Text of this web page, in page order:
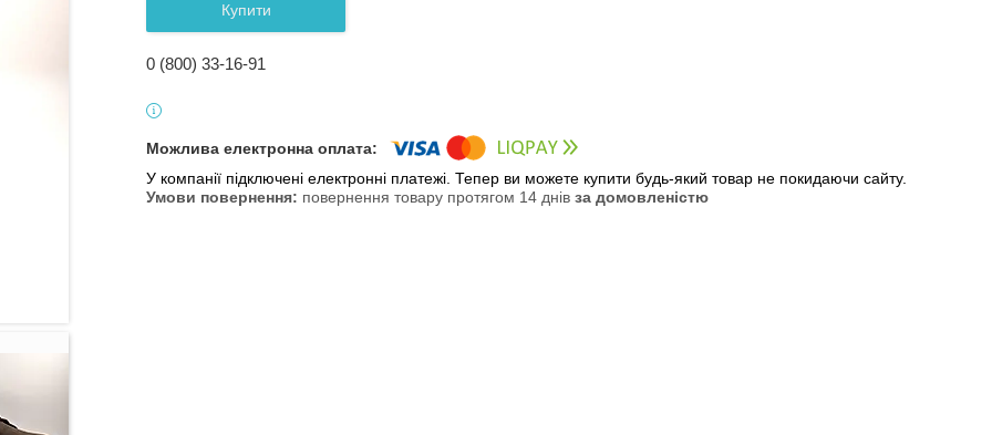
Купити
0 (800) 33-16-91
У компанії підключені електронні платежі. Тепер ви можете купити будь-який товар не покидаючи сайту.
повернення товару протягом 14 днів за домовленістю